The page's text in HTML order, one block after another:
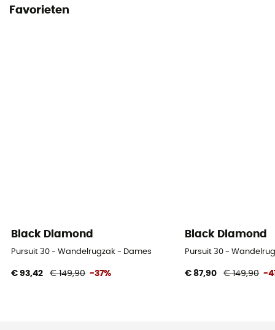
Favorieten
Black Diamond
Pursuit 30 - Wandelrugzak - Dames
€ 93,42 € 149,90 -37%
Black Diamond
Pursuit 30 -
€ 87,90 € 149,90 -